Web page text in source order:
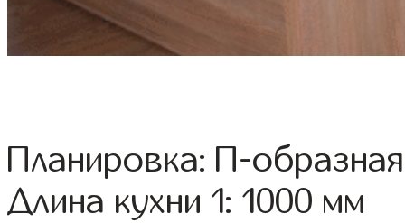
Планировка: П-образная
Длина кухни 1: 1000 мм